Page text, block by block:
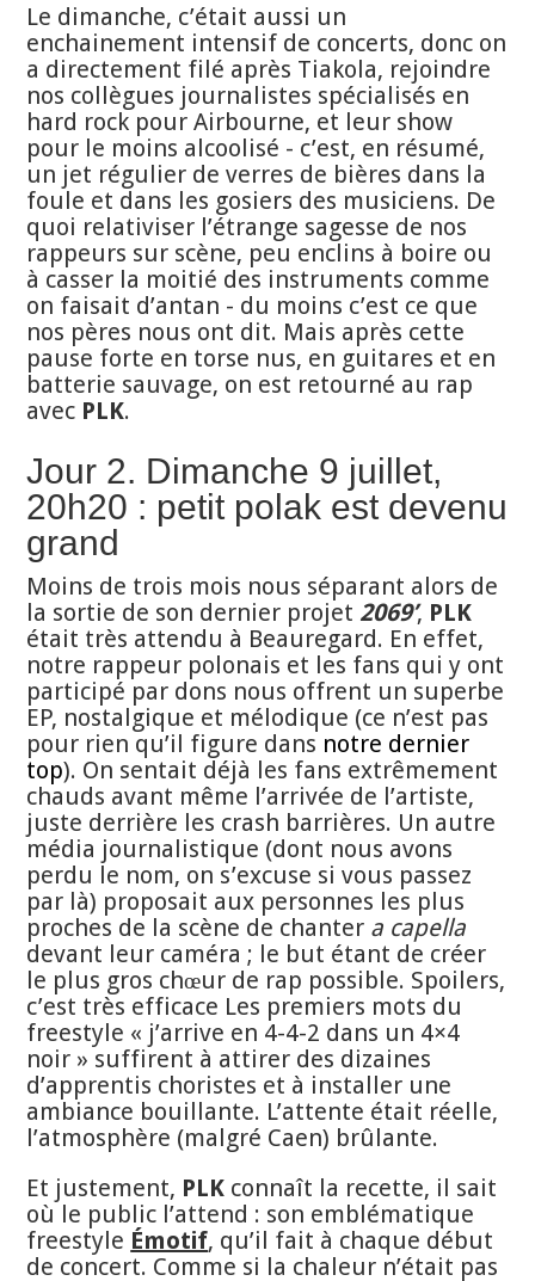
Le dimanche, c’était aussi un
enchainement intensif de concerts, donc on
a directement filé après Tiakola, rejoindre
nos collègues journalistes spécialisés en
hard rock pour Airbourne, et leur show
pour le moins alcoolisé - c’est, en résumé,
un jet régulier de verres de bières dans la
foule et dans les gosiers des musiciens. De
quoi relativiser l’étrange sagesse de nos
rappeurs sur scène, peu enclins à boire ou
à casser la moitié des instruments comme
on faisait d’antan - du moins c’est ce que
nos pères nous ont dit. Mais après cette
pause forte en torse nus, en guitares et en
batterie sauvage, on est retourné au rap
avec PLK.
Jour 2. Dimanche 9 juillet,
20h20 : petit polak est devenu
grand
Moins de trois mois nous séparant alors de
la sortie de son dernier projet 2069’, PLK
était très attendu à Beauregard. En effet,
notre rappeur polonais et les fans qui y ont
participé par dons nous offrent un superbe
EP, nostalgique et mélodique (ce n’est pas
pour rien qu’il figure dans notre dernier
top). On sentait déjà les fans extrêmement
chauds avant même l’arrivée de l’artiste,
juste derrière les crash barrières. Un autre
média journalistique (dont nous avons
perdu le nom, on s’excuse si vous passez
par là) proposait aux personnes les plus
proches de la scène de chanter a capella
devant leur caméra ; le but étant de créer
le plus gros chœur de rap possible. Spoilers,
c’est très efficace Les premiers mots du
freestyle « j’arrive en 4-4-2 dans un 4×4
noir » suffirent à attirer des dizaines
d’apprentis choristes et à installer une
ambiance bouillante. L’attente était réelle,
l’atmosphère (malgré Caen) brûlante.
Et justement, PLK connaît la recette, il sait
où le public l’attend : son emblématique
freestyle Émotif, qu’il fait à chaque début
de concert. Comme si la chaleur n’était pas